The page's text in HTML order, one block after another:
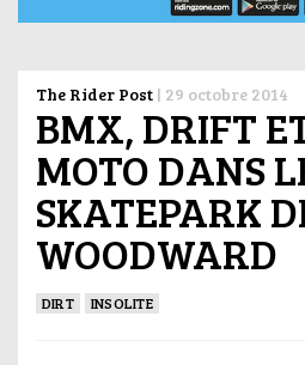
The Rider Post | 29 octobre 2014
BMX, DRIFT
MOTO DANS
SKATEPARK
WOODWARD
DIRT INSOLITE